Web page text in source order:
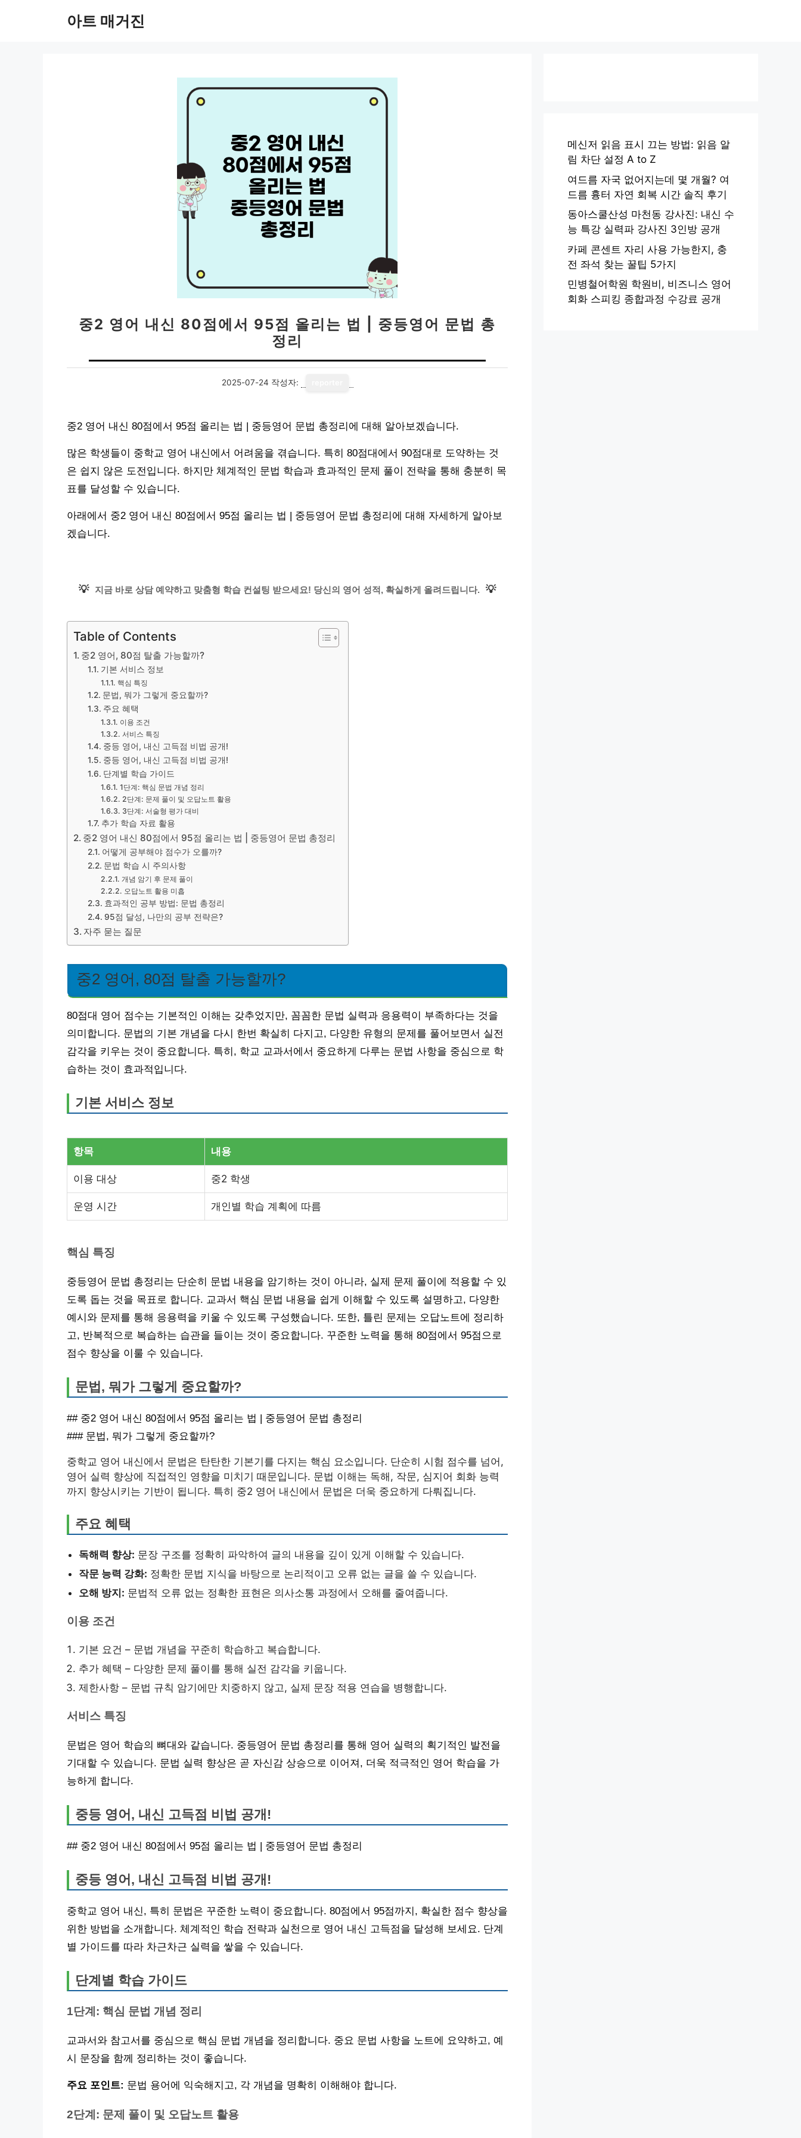
아트 매거진
중2 영어 내신 80점에서 95점 올리는 법 | 중등영어 문법 총
정리
2025-07-24 작성자:
중2 영어 내신 80점에서 95점 올리는 법 | 중등영어 문법 총정리에 대해 알아보겠습니다.
많은 학생들이 중학교 영어 내신에서 어려움을 겪습니다. 특히 80점대에서 90점대로 도약하는 것
은 쉽지 않은 도전입니다. 하지만 체계적인 문법 학습과 효과적인 문제 풀이 전략을 통해 충분히 목
표를 달성할 수 있습니다.
아래에서 중2 영어 내신 80점에서 95점 올리는 법 | 중등영어 문법 총정리에 대해 자세하게 알아보
겠습니다.
💡 지금 바로 상담 예약하고 맞춤형 학습 컨설팅 받으세요! 당신의 영어 성적, 확실하게 올려드립니다. 💡
Table of Contents
중2 영어, 80점 탈출 가능할까?
기본 서비스 정보
핵심 특징
문법, 뭐가 그렇게 중요할까?
주요 혜택
이용 조건
서비스 특징
중등 영어, 내신 고득점 비법 공개!
중등 영어, 내신 고득점 비법 공개!
단계별 학습 가이드
1단계: 핵심 문법 개념 정리
2단계: 문제 풀이 및 오답노트 활용
3단계: 서술형 평가 대비
추가 학습 자료 활용
중2 영어 내신 80점에서 95점 올리는 법 | 중등영어 문법 총정리
어떻게 공부해야 점수가 오를까?
문법 학습 시 주의사항
개념 암기 후 문제 풀이
오답노트 활용 미흡
효과적인 공부 방법: 문법 총정리
95점 달성, 나만의 공부 전략은?
자주 묻는 질문
중2 영어, 80점 탈출 가능할까?
80점대 영어 점수는 기본적인 이해는 갖추었지만, 꼼꼼한 문법 실력과 응용력이 부족하다는 것을
의미합니다. 문법의 기본 개념을 다시 한번 확실히 다지고, 다양한 유형의 문제를 풀어보면서 실전
감각을 키우는 것이 중요합니다. 특히, 학교 교과서에서 중요하게 다루는 문법 사항을 중심으로 학
습하는 것이 효과적입니다.
기본 서비스 정보
항목 내용
이용 대상 중2 학생
운영 시간 개인별 학습 계획에 따름
핵심 특징
중등영어 문법 총정리는 단순히 문법 내용을 암기하는 것이 아니라, 실제 문제 풀이에 적용할 수 있
도록 돕는 것을 목표로 합니다. 교과서 핵심 문법 내용을 쉽게 이해할 수 있도록 설명하고, 다양한
예시와 문제를 통해 응용력을 키울 수 있도록 구성했습니다. 또한, 틀린 문제는 오답노트에 정리하
고, 반복적으로 복습하는 습관을 들이는 것이 중요합니다. 꾸준한 노력을 통해 80점에서 95점으로
점수 향상을 이룰 수 있습니다.
문법, 뭐가 그렇게 중요할까?
## 중2 영어 내신 80점에서 95점 올리는 법 | 중등영어 문법 총정리
### 문법, 뭐가 그렇게 중요할까?
중학교 영어 내신에서 문법은 탄탄한 기본기를 다지는 핵심 요소입니다. 단순히 시험 점수를 넘어,
영어 실력 향상에 직접적인 영향을 미치기 때문입니다. 문법 이해는 독해, 작문, 심지어 회화 능력
까지 향상시키는 기반이 됩니다. 특히 중2 영어 내신에서 문법은 더욱 중요하게 다뤄집니다.
주요 혜택
독해력 향상: 문장 구조를 정확히 파악하여 글의 내용을 깊이 있게 이해할 수 있습니다.
작문 능력 강화: 정확한 문법 지식을 바탕으로 논리적이고 오류 없는 글을 쓸 수 있습니다.
오해 방지: 문법적 오류 없는 정확한 표현은 의사소통 과정에서 오해를 줄여줍니다.
이용 조건
기본 요건 – 문법 개념을 꾸준히 학습하고 복습합니다.
추가 혜택 – 다양한 문제 풀이를 통해 실전 감각을 키웁니다.
제한사항 – 문법 규칙 암기에만 치중하지 않고, 실제 문장 적용 연습을 병행합니다.
서비스 특징
문법은 영어 학습의 뼈대와 같습니다. 중등영어 문법 총정리를 통해 영어 실력의 획기적인 발전을
기대할 수 있습니다. 문법 실력 향상은 곧 자신감 상승으로 이어져, 더욱 적극적인 영어 학습을 가
능하게 합니다.
중등 영어, 내신 고득점 비법 공개!
## 중2 영어 내신 80점에서 95점 올리는 법 | 중등영어 문법 총정리
중등 영어, 내신 고득점 비법 공개!
중학교 영어 내신, 특히 문법은 꾸준한 노력이 중요합니다. 80점에서 95점까지, 확실한 점수 향상을
위한 방법을 소개합니다. 체계적인 학습 전략과 실천으로 영어 내신 고득점을 달성해 보세요. 단계
별 가이드를 따라 차근차근 실력을 쌓을 수 있습니다.
단계별 학습 가이드
1단계: 핵심 문법 개념 정리
교과서와 참고서를 중심으로 핵심 문법 개념을 정리합니다. 중요 문법 사항을 노트에 요약하고, 예
시 문장을 함께 정리하는 것이 좋습니다.
주요 포인트: 문법 용어에 익숙해지고, 각 개념을 명확히 이해해야 합니다.
2단계: 문제 풀이 및 오답노트 활용
메신저 읽음 표시 끄는 방법: 읽음 알
림 차단 설정 A to Z
여드름 자국 없어지는데 몇 개월? 여
드름 흉터 자연 회복 시간 솔직 후기
동아스쿨산성 마천동 강사진: 내신 수
능 특강 실력파 강사진 3인방 공개
카페 콘센트 자리 사용 가능한지, 충
전 좌석 찾는 꿀팁 5가지
민병철어학원 학원비, 비즈니스 영어
회화 스피킹 종합과정 수강료 공개